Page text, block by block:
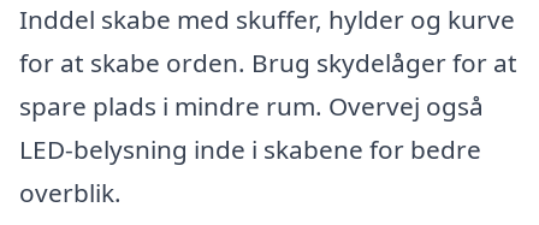
Inddel skabe med skuffer, hylder og kurve
for at skabe orden. Brug skydelåger for at
spare plads i mindre rum. Overvej også
LED-belysning inde i skabene for bedre
overblik.